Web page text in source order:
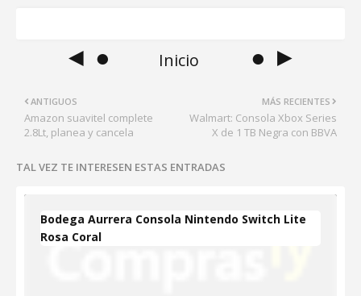
◄ ● Inicio ● ►
MÁS RECIENTES
Walmart: Consola Xbox Series
X de 1 TB Negra con BBVA
ANTIGUOS
Amazon suavitel complete
2.8Lt, planea y cancela
TAL VEZ TE INTERESEN ESTAS ENTRADAS
Bodega Aurrera Consola Nintendo Switch Lite
Rosa Coral